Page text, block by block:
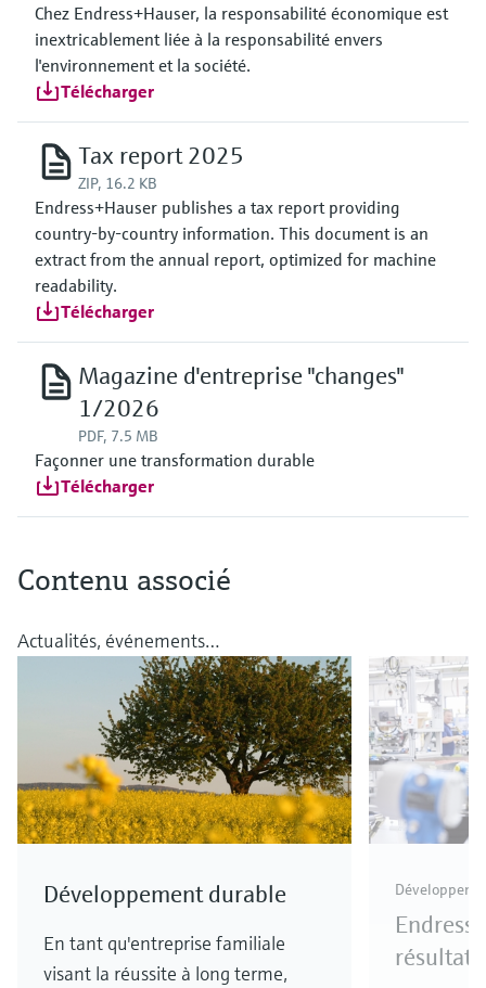
Chez Endress+Hauser, la responsabilité économique est
inextricablement liée à la responsabilité envers
l'environnement et la société.
Télécharger
Tax report 2025
ZIP, 16.2 KB
Endress+Hauser publishes a tax report providing
country-by-country information. This document is an
extract from the annual report, optimized for machine
readability.
Télécharger
Magazine d'entreprise "changes"
1/2026
PDF, 7.5 MB
Façonner une transformation durable
Télécharger
Contenu associé
Actualités, événements…
Développement durable
En tant qu'entreprise familiale
visant la réussite à long terme,